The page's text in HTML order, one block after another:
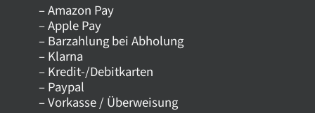
Kontakt
Versandkosten
Datenschutz
– Amazon Pay
– Apple Pay
– Barzahlung bei Abholung
– Klarna
– Kredit-/Debitkarten
– Paypal
– Vorkasse / Überweisung